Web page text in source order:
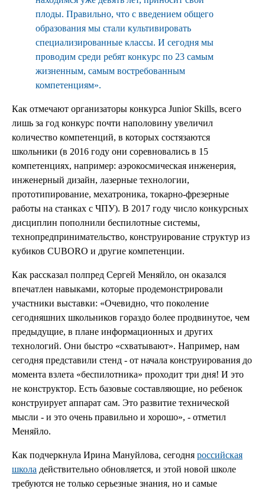
плоды. Правильно, что с введением общего
образования мы стали культивировать
специализированные классы. И сегодня мы
проводим среди ребят конкурс по 23 самым
жизненным, самым востребованным
компетенциям».
Как отмечают организаторы конкурса Junior Skills, всего
лишь за год конкурс почти наполовину увеличил
количество компетенций, в которых состязаются
школьники (в 2016 году они соревновались в 15
компетенциях, например: аэрокосмическая инженерия,
инженерный дизайн, лазерные технологии,
прототипирование, мехатроника, токарно-фрезерные
работы на станках с ЧПУ). В 2017 году число конкурсных
дисциплин пополнили беспилотные системы,
технопредпринимательство, конструирование структур из
кубиков CUBORO и другие компетенции.
Как рассказал полпред Сергей Меняйло, он оказался
впечатлен навыками, которые продемонстрировали
участники выставки: «Очевидно, что поколение
сегодняшних школьников гораздо более продвинутое, чем
предыдущие, в плане информационных и других
технологий. Они быстро «схватывают». Например, нам
сегодня представили стенд - от начала конструирования до
момента взлета «беспилотника» проходит три дня! И это
не конструктор. Есть базовые составляющие, но ребенок
конструирует аппарат сам. Это развитие технической
мысли - и это очень правильно и хорошо», - отметил
Меняйло.
Как подчеркнула Ирина Мануйлова, сегодня российская
школа действительно обновляется, и этой новой школе
требуются не только серьезные знания, но и самые